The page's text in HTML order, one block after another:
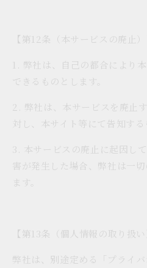
【第12条（本サービスの廃止）
1. 弊社は、自己の都合により
できるものとします。
2. 弊社は、本サービスを廃止
対し、本サイト等にて告知する
3. 本サービスの廃止に起因し
害が発生した場合、弊社は一
ます。
【第13条（個人情報の取り扱い
弊社は、別途定める「プライ